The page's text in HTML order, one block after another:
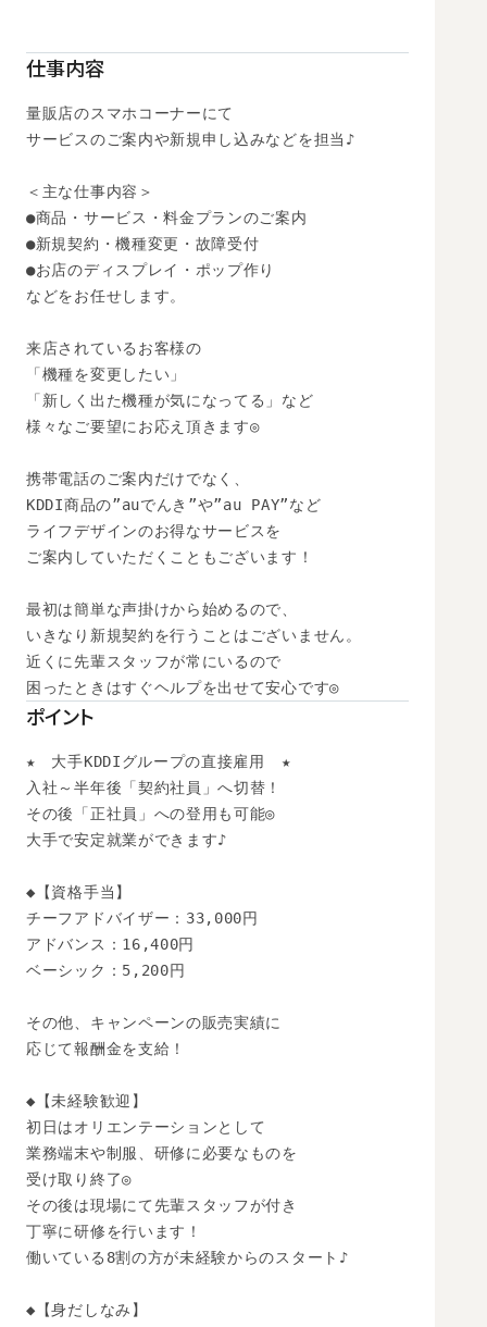
仕事内容
量販店のスマホコーナーにて
サービスのご案内や新規申し込みなどを担当♪
＜主な仕事内容＞
●商品・サービス・料金プランのご案内
●新規契約・機種変更・故障受付
●お店のディスプレイ・ポップ作り
などをお任せします。
来店されているお客様の
「機種を変更したい」
「新しく出た機種が気になってる」など
様々なご要望にお応え頂きます◎
携帯電話のご案内だけでなく、
KDDI商品の”auでんき”や”au PAY”など
ライフデザインのお得なサービスを
ご案内していただくこともございます！
最初は簡単な声掛けから始めるので、
いきなり新規契約を行うことはございません。
近くに先輩スタッフが常にいるので
困ったときはすぐヘルプを出せて安心です◎
ポイント
★　大手KDDIグループの直接雇用　★
入社～半年後「契約社員」へ切替！
その後「正社員」への登用も可能◎
大手で安定就業ができます♪
◆【資格手当】
チーフアドバイザー：33,000円
アドバンス：16,400円
ベーシック：5,200円
その他、キャンペーンの販売実績に
応じて報酬金を支給！
◆【未経験歓迎】
初日はオリエンテーションとして
業務端末や制服、研修に必要なものを
受け取り終了◎
その後は現場にて先輩スタッフが付き
丁寧に研修を行います！
働いている8割の方が未経験からのスタート♪
◆【身だしなみ】